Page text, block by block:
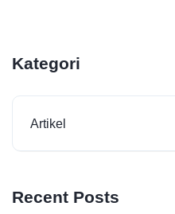
Kategori
Artikel
Recent Posts